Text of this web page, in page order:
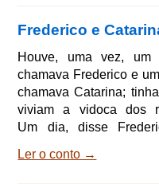
Estou com fome e
comer, - respondeu o
esse, vem comigo à
arranjarei o que comer,
E assim foram os
Frederico e
Houve, uma vez,
chamava Frederico e
chamava Catarina;
viviam a vidoca dos
Um dia, disse
voltar, quero encontrar
Ler o conto →